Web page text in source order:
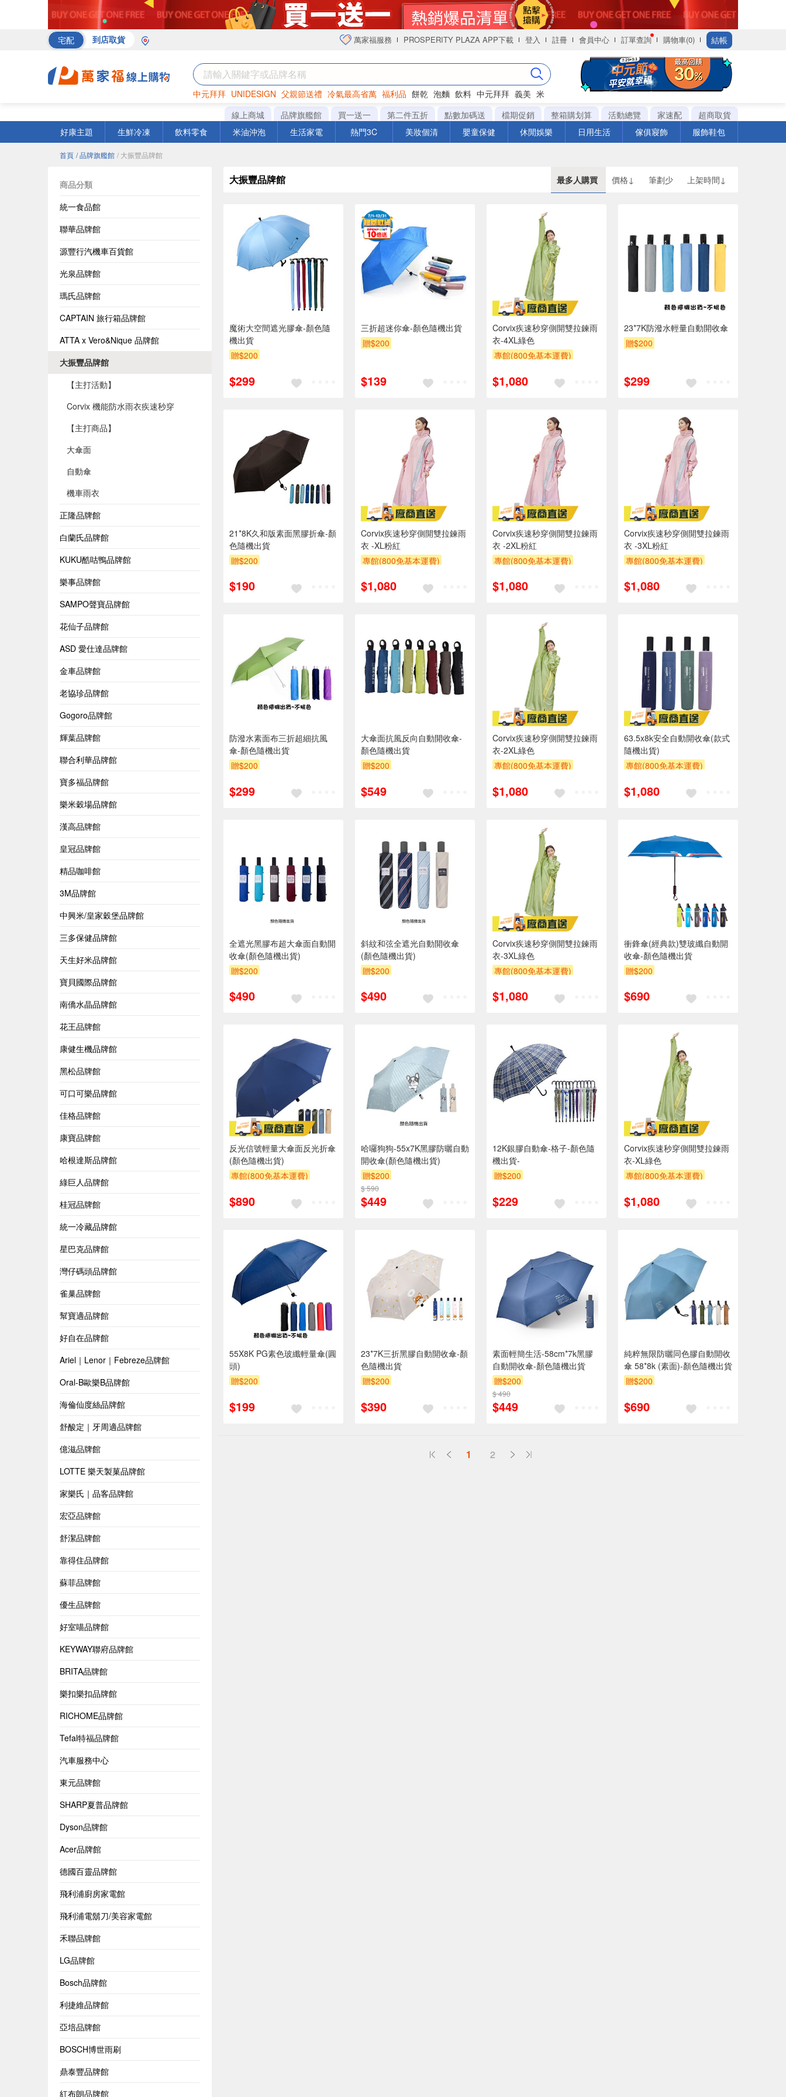
宅配 到店取貨 萬家福服務 PROSPERITY PLAZA APP下載 登入 註冊 會員中心 訂單查詢 購物車(0) 結帳
中元拜拜 UNIDESIGN 父親節送禮 冷氣最高省萬 福利品 餅乾 泡麵 飲料 中元拜拜 義美 米
巧克力 罐頭 衛生紙
線上商城 品牌旗艦館 買一送一 第二件五折 點數加碼送 檔期促銷 整箱購划算 活動總覽 家速配
超商取貨
好康主題
生鮮冷凍 飲料零食 米油沖泡 生活家電 熱門3C 美妝個清 嬰童保健 休閒娛樂 日用生活 傢俱寢飾 服飾鞋包
首頁 / 品牌旗艦館 / 大振豐品牌館
商品分類
統一食品館
聯華品牌館
源豐行汽機車百貨館
光泉品牌館
瑪氏品牌館
CAPTAIN 旅行箱品牌館
ATTA x Vero&Nique 品牌館
大振豐品牌館
【主打活動】
Corvix 機能防水雨衣疾速秒穿
【主打商品】
大傘面
自動傘
機車雨衣
正隆品牌館
白蘭氏品牌館
KUKU酷咕鴨品牌館
樂事品牌館
SAMPO聲寶品牌館
花仙子品牌館
ASD 愛仕達品牌館
金車品牌館
老協珍品牌館
Gogoro品牌館
輝葉品牌館
聯合利華品牌館
寶多福品牌館
樂米穀場品牌館
漢高品牌館
皇冠品牌館
精品咖啡館
3M品牌館
中興米/皇家穀堡品牌館
三多保健品牌館
天生好米品牌館
寶貝國際品牌館
南僑水晶品牌館
花王品牌館
康健生機品牌館
黑松品牌館
可口可樂品牌館
佳格品牌館
康寶品牌館
哈根達斯品牌館
綠巨人品牌館
桂冠品牌館
統一冷藏品牌館
星巴克品牌館
灣仔碼頭品牌館
雀巢品牌館
幫寶適品牌館
好自在品牌館
Ariel｜Lenor｜Febreze品牌館
Oral-B歐樂B品牌館
海倫仙度絲品牌館
舒酸定｜牙周適品牌館
億滋品牌館
LOTTE 樂天製菓品牌館
家樂氏｜品客品牌館
宏亞品牌館
舒潔品牌館
靠得住品牌館
蘇菲品牌館
優生品牌館
好室喵品牌館
KEYWAY聯府品牌館
BRITA品牌館
樂扣樂扣品牌館
RICHOME品牌館
Tefal特福品牌館
汽車服務中心
東元品牌館
SHARP夏普品牌館
Dyson品牌館
Acer品牌館
德國百靈品牌館
飛利浦廚房家電館
飛利浦電鬍刀/美容家電館
禾聯品牌館
LG品牌館
Bosch品牌館
利捷維品牌館
亞培品牌館
BOSCH博世雨刷
鼎泰豐品牌館
紅布朗品牌館
大振豐品牌館 最多人購買 價格↓ 筆劃少 上架時間↓
魔術大空間遮光膠傘-顏色隨
機出貨
贈$200
$299
三折超迷你傘-顏色隨機出貨
贈$200
$139
Corvix疾速秒穿側開雙拉鍊雨
衣-4XL綠色
專館(800免基本運費)
$1,080
23*7K防潑水輕量自動開收傘
贈$200
$299
21*8K久和版素面黑膠折傘-顏
色隨機出貨
贈$200
$190
Corvix疾速秒穿側開雙拉鍊雨
衣 -XL粉紅
專館(800免基本運費)
$1,080
Corvix疾速秒穿側開雙拉鍊雨
衣 -2XL粉紅
專館(800免基本運費)
$1,080
Corvix疾速秒穿側開雙拉鍊雨
衣 -3XL粉紅
專館(800免基本運費)
$1,080
防潑水素面布三折超細抗風
傘-顏色隨機出貨
贈$200
$299
大傘面抗風反向自動開收傘-
顏色隨機出貨
贈$200
$549
Corvix疾速秒穿側開雙拉鍊雨
衣-2XL綠色
專館(800免基本運費)
$1,080
63.5x8k安全自動開收傘(款式
隨機出貨)
專館(800免基本運費)
$1,080
全遮光黑膠布超大傘面自動開
收傘(顏色隨機出貨)
贈$200
$490
斜紋和弦全遮光自動開收傘
(顏色隨機出貨)
贈$200
$490
Corvix疾速秒穿側開雙拉鍊雨
衣-3XL綠色
專館(800免基本運費)
$1,080
衝鋒傘(經典款)雙玻纖自動開
收傘-顏色隨機出貨
贈$200
$690
反光信號輕量大傘面反光折傘
(顏色隨機出貨)
專館(800免基本運費)
$890
哈囉狗狗-55x7K黑膠防曬自動
開收傘(顏色隨機出貨)
贈$200
$ 590
$449
12K銀膠自動傘-格子-顏色隨
機出貨-
贈$200
$229
Corvix疾速秒穿側開雙拉鍊雨
衣-XL綠色
專館(800免基本運費)
$1,080
55X8K PG素色玻纖輕量傘(圓
頭)
贈$200
$199
23*7K三折黑膠自動開收傘-顏
色隨機出貨
贈$200
$390
素面輕簡生活-58cm*7k黑膠
自動開收傘-顏色隨機出貨
贈$200
$ 490
$449
純粹無限防曬同色膠自動開收
傘 58*8k (素面)-顏色隨機出貨
贈$200
$690
1 2